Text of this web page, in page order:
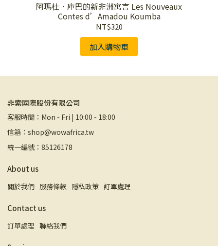
阿瑪杜．庫巴的新非洲寓言 Les Nouveaux
Contes d’Amadou Koumba
NT$320
加入購物車
非索國際股份有限公司
客服時間：Mon - Fri | 10:00 - 18:00
信箱：shop@wowafrica.tw
統一編號：85126178
About us
關於我們 服務條款 隱私政策 訂單處理
Contact us
訂單處理 聯絡我們